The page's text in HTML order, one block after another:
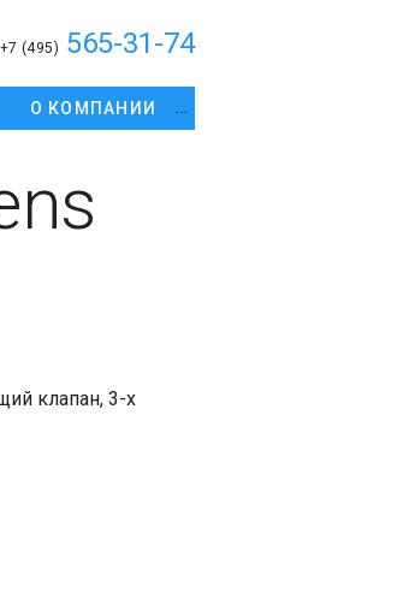
+7 (495) 565-31-74
О КОМПАНИИ
клапан, 3-х